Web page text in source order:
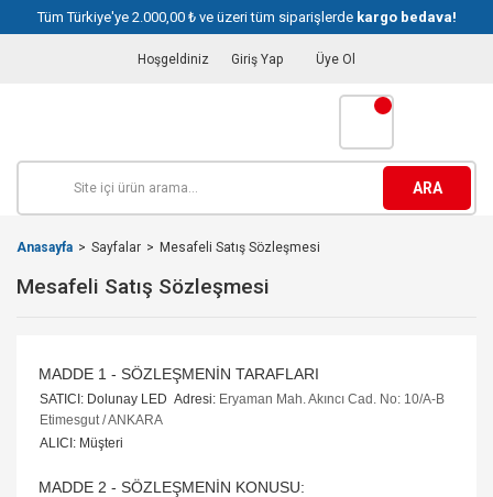
Tüm Türkiye'ye 2.000,00 ₺ ve üzeri tüm siparişlerde kargo bedava!
Hoşgeldiniz Giriş Yap Üye Ol
ARA
Anasayfa Sayfalar Mesafeli Satış Sözleşmesi
Mesafeli Satış Sözleşmesi
MADDE 1 - SÖZLEŞMENİN TARAFLARI
SATICI: Dolunay LED Adresi: Eryaman Mah. Akıncı Cad. No: 10/A-B
Etimesgut / ANKARA
ALICI: Müşteri
MADDE 2 - SÖZLEŞMENİN KONUSU: